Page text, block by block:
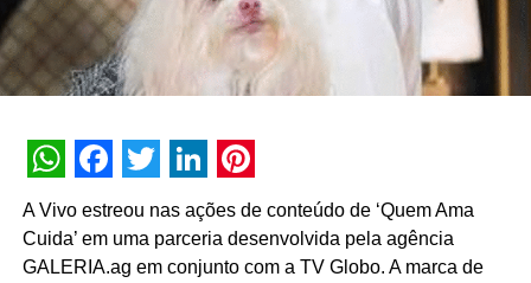
aproximar o público da marca por meio de relatos sobre
rotina, aprendizados em família e companheirismo.
WhatsApp
Facebook
Twitter
LinkedIn
Pinterest
A Vivo estreou nas ações de conteúdo de ‘Quem Ama
Cuida’ em uma parceria desenvolvida pela agência
GALERIA.ag em conjunto com a TV Globo. A marca de